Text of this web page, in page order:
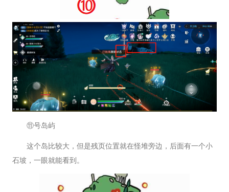
⑪号岛屿
这个岛比较大，但是残页位置就在怪堆旁边，后面有一个小
石坡，一眼就能看到。